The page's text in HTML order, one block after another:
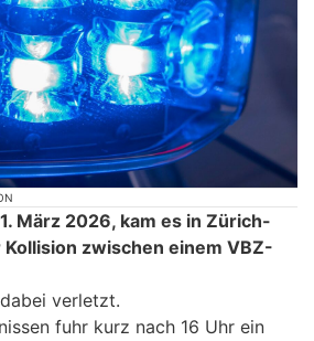
März 2026, kam es in Zürich-
zwischen einem VBZ-
verletzt.
fuhr kurz nach 16 Uhr ein